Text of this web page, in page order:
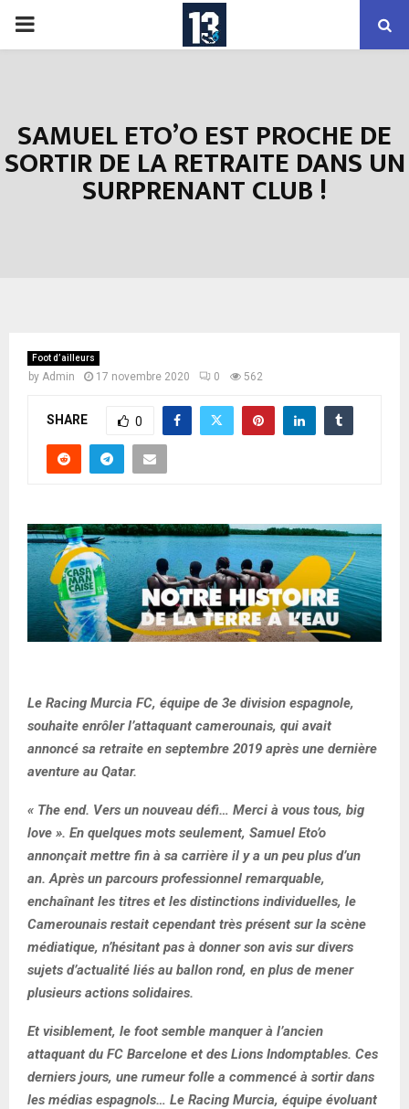
PRIMARY
SAMUEL ETO’O EST PROCHE DE
SORTIR DE LA RETRAITE DANS UN
SURPRENANT CLUB !
Foot d’ailleurs
by Admin 17 novembre 2020 0 562
SHARE 0
Le Racing Murcia FC, équipe de 3e division espagnole,
souhaite enrôler l’attaquant camerounais, qui avait
annoncé sa retraite en septembre 2019 après une dernière
aventure au Qatar.
« The end. Vers un nouveau défi… Merci à vous tous, big
love ». En quelques mots seulement, Samuel Eto’o
annonçait mettre fin à sa carrière il y a un peu plus d’un
an. Après un parcours professionnel remarquable,
enchaînant les titres et les distinctions individuelles, le
Camerounais restait cependant très présent sur la scène
médiatique, n’hésitant pas à donner son avis sur divers
sujets d’actualité liés au ballon rond, en plus de mener
plusieurs actions solidaires.
Et visiblement, le foot semble manquer à l’ancien
attaquant du FC Barcelone et des Lions Indomptables. Ces
derniers jours, une rumeur folle a commencé à sortir dans
les médias espagnols… Le Racing Murcia, équipe évoluant